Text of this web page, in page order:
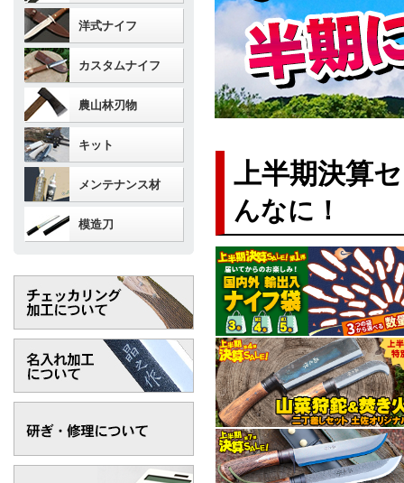
上半期決算
んなに！
洋式ナイフ
カスタムナイフ
農山林刃物
キット
メンテナンス材
模造刀